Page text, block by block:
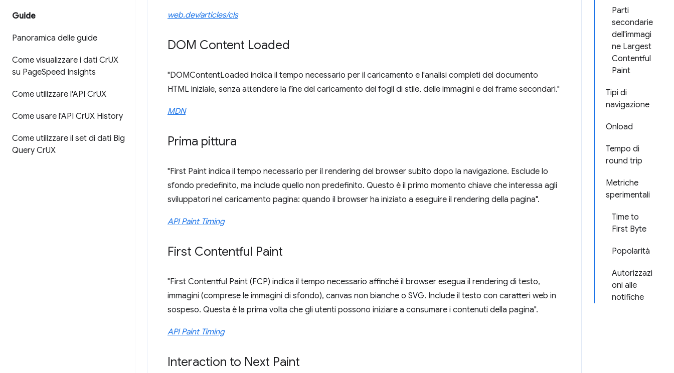
Guide
Panoramica delle guide
Come visualizzare i dati CrUX
su PageSpeed Insights
Come utilizzare l'API CrUX
Come usare l'API CrUX History
Come utilizzare il set di dati Big
Query CrUX
Parti
secondarie
dell'immagi
ne Largest
Contentful
Paint
Tipi di
navigazione
Onload
Tempo di
round trip
Metriche
sperimentali
Time to
First Byte
Popolarità
Autorizzazi
oni alle
notifiche
web.dev/articles/cls
DOM Content Loaded
"DOMContentLoaded indica il tempo necessario per il caricamento e l'analisi completi del documento
HTML iniziale, senza attendere la fine del caricamento dei fogli di stile, delle immagini e dei frame secondari."
MDN
Prima pittura
"First Paint indica il tempo necessario per il rendering del browser subito dopo la navigazione. Esclude lo
sfondo predefinito, ma include quello non predefinito. Questo è il primo momento chiave che interessa agli
sviluppatori nel caricamento pagina: quando il browser ha iniziato a eseguire il rendering della pagina".
API Paint Timing
First Contentful Paint
"First Contentful Paint (FCP) indica il tempo necessario affinché il browser esegua il rendering di testo,
immagini (comprese le immagini di sfondo), canvas non bianche o SVG. Include il testo con caratteri web in
sospeso. Questa è la prima volta che gli utenti possono iniziare a consumare i contenuti della pagina".
API Paint Timing
Interaction to Next Paint